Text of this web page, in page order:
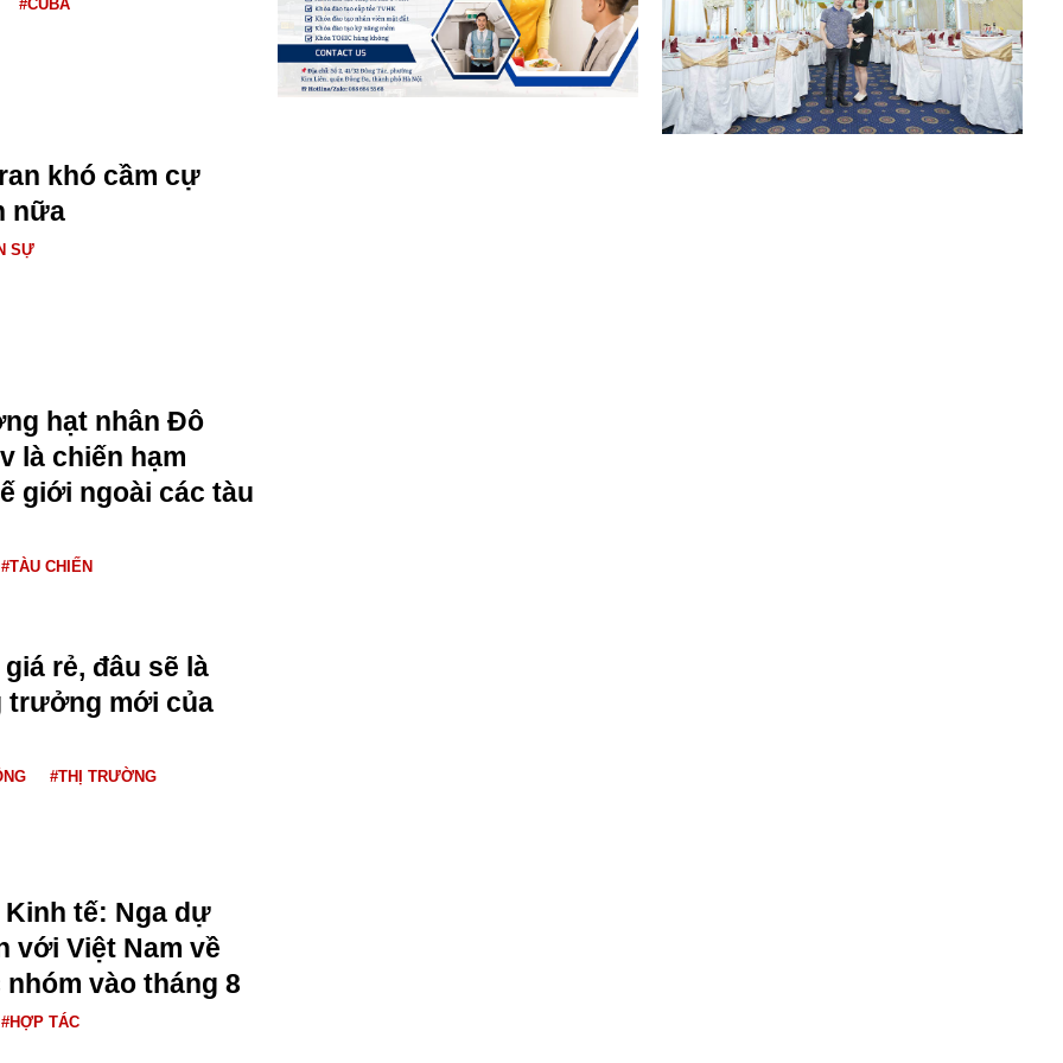
#CUBA
khó cầm cự
nữa
SỰ
hạt nhân Đô
là chiến hạm
giới ngoài các tàu
#TÀU CHIẾN
rẻ, đâu sẽ là
trưởng mới của
#THỊ TRƯỜNG
tế: Nga dự
với Việt Nam về
vào tháng 8
#HỢP TÁC